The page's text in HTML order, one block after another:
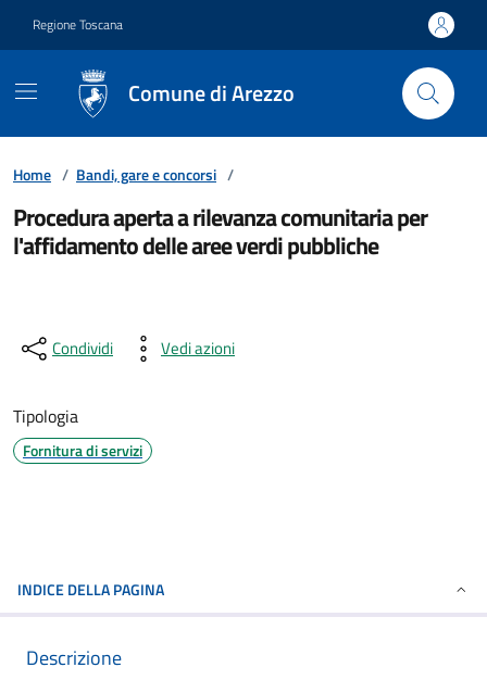
Regione Toscana
Comune di Arezzo
Home / Bandi, gare e concorsi /
Procedura aperta a rilevanza comunitaria per
l'affidamento delle aree verdi pubbliche
Condividi Vedi azioni
Tipologia
Fornitura di servizi
INDICE DELLA PAGINA
Descrizione